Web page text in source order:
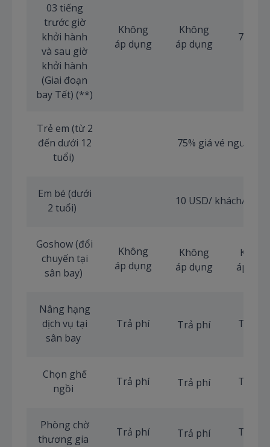
03 tiếng
trước giờ
khởi hành
và sau giờ
khởi hành
(Giai đoạn
bay Tết) (**)
Không
áp dụng
Không
áp dụng
70
Trẻ em (từ 2
đến dưới 12
tuổi)
75% giá vé người
Em bé (dưới
2 tuổi)
10 USD/ khách/
Goshow (đổi
chuyến tại
sân bay)
Không
áp dụng
Không
áp dụng
Không
áp
Nâng hạng
dịch vụ tại
sân bay
Trả phí Trả phí Trả
Chọn ghế
ngồi
Trả phí Trả phí Trả
Phòng chờ
thương gia
Trả phí Trả phí Trả